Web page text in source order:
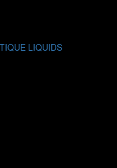
LIQUIDS